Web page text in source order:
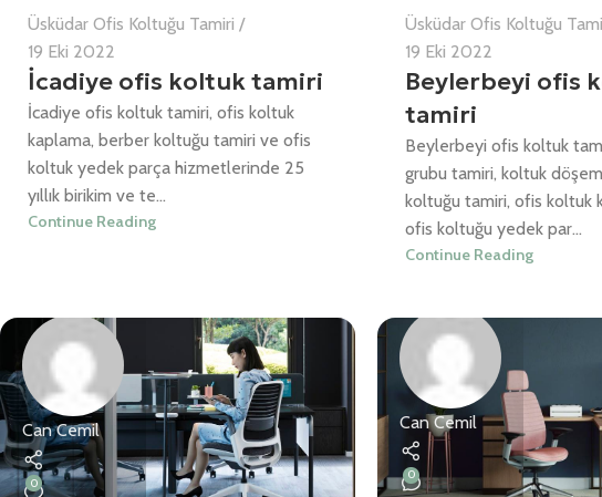
Üsküdar Ofis Koltuğu Tamiri
19 Eki 2022
İcadiye ofis koltuk tamiri
İcadiye ofis koltuk tamiri, ofis koltuk
kaplama, berber koltuğu tamiri ve ofis
koltuk yedek parça hizmetlerinde 25
yıllık birikim ve te...
Continue Reading
Üsküdar Ofis Koltuğu
19 Eki 2022
Beylerbeyi ofis
tamiri
Beylerbeyi ofis koltuk
grubu tamiri, koltuk
koltuğu tamiri, ofis koltuk
ofis koltuğu yedek par...
Continue Reading
Can Cemil
0
Can Cemil
0